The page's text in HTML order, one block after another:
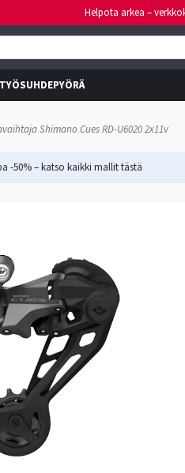
Helpota arkea –
TYÖSUHDEPYÖRÄ
Shimano Cues RD-U6020 2x11v
-50% – katso kaikki mallittästä